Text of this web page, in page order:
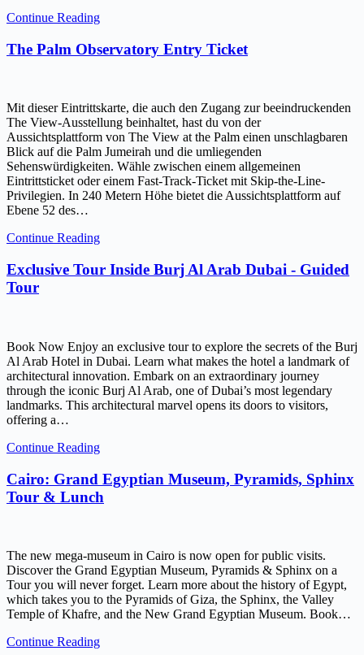
Continue Reading
The Palm Observatory Entry Ticket
Mit dieser Eintrittskarte, die auch den Zugang zur beeindruckenden
The View-Ausstellung beinhaltet, hast du von der
Aussichtsplattform von The View at the Palm einen unschlagbaren
Blick auf die Palm Jumeirah und die umliegenden
Sehenswürdigkeiten. Wähle zwischen einem allgemeinen
Eintrittsticket oder einem Fast-Track-Ticket mit Skip-the-Line-
Privilegien. In 240 Metern Höhe bietet die Aussichtsplattform auf
Ebene 52 des…
Continue Reading
Exclusive Tour Inside Burj Al Arab Dubai - Guided
Tour
Book Now Enjoy an exclusive tour to explore the secrets of the Burj
Al Arab Hotel in Dubai. Learn what makes the hotel a landmark of
architectural innovation. Embark on an extraordinary journey
through the iconic Burj Al Arab, one of Dubai’s most legendary
landmarks. This architectural marvel opens its doors to visitors,
offering a…
Continue Reading
Cairo: Grand Egyptian Museum, Pyramids, Sphinx
Tour & Lunch
The new mega-museum in Cairo is now open for public visits.
Discover the Grand Egyptian Museum, Pyramids & Sphinx on a
Tour you will never forget. Learn more about the history of Egypt,
which takes you to the Pyramids of Giza, the Sphinx, the Valley
Temple of Khafre, and the New Grand Egyptian Museum. Book…
Continue Reading